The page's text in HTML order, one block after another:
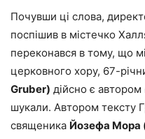
Почувши ці слова,
поспішив в містечко
переконався в тому, що
церковного хору, 67-
Gruber) дійсно є автором
шукали. Автором тексту
священика Йозефа Мора